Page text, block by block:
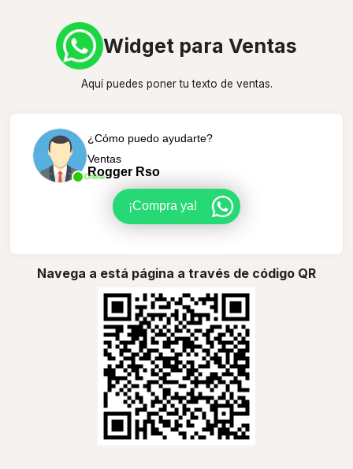
Widget para Ventas
Aquí puedes poner tu texto de ventas.
Online
¿Cómo puedo ayudarte?
Ventas
Rogger Rso
¡Compra ya!
Navega a está página a través de código QR